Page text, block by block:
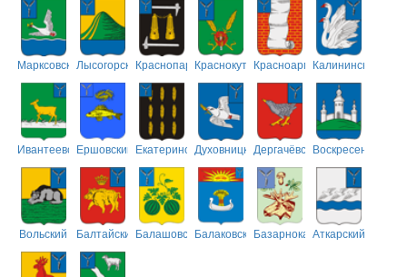
МарксовскийЛысогорскийКраснопартизанский
КраснокутскийКрасноармейский
Калининский
ИвантеевскийЕршовский ЕкатериновскийДуховницкийДергачёвскийВоскресенский
Вольский БалтайскийБалашовскийБалаковскийБазарнокарабулакский
Аткарский